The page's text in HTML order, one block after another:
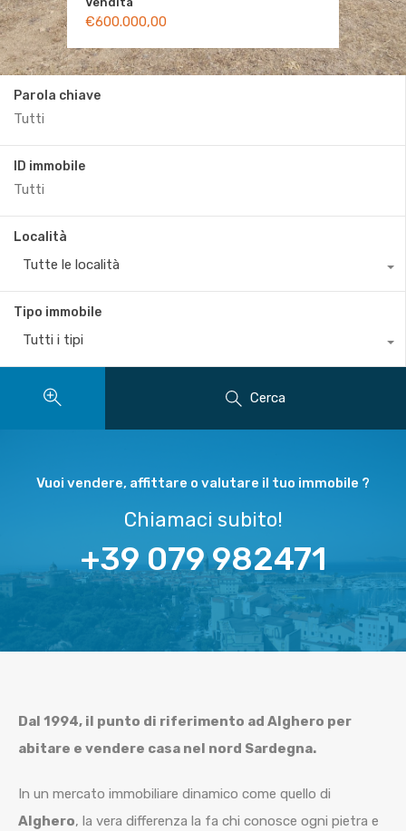
€340.000,00
€1.400.000,00
€600.000,00
€800.000,00
€850.000,00
Parola chiave
ID immobile
Località
Tutte le località
Tipo immobile
Tutti i tipi
Cerca
Vuoi vendere, affittare o valutare il tuo immobile ?
Chiamaci subito!
+39 079 982471
Dal 1994, il punto di riferimento ad Alghero per
abitare e vendere casa nel nord Sardegna.
In un mercato immobiliare dinamico come quello di
Alghero, la vera differenza la fa chi conosce ogni pietra e